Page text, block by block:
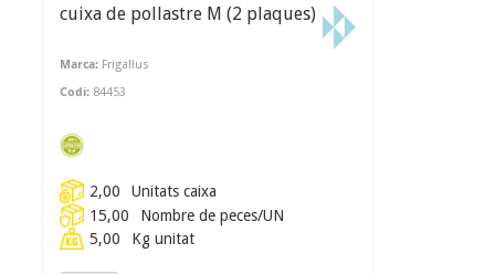
cuixa de pollastre M (2 plaques)
Marca: Frigallus
Codi: 84453
2,00
Unitats caixa
15,00
Nombre de peces/UN
5,00
Kg unitat